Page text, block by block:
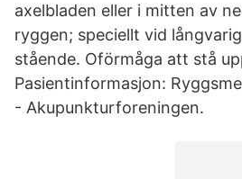
axelbladen eller i mitten av
ryggen; speciellt vid
stående. Oförmåga att stå
Pasientinformasjon:
- Akupunkturforeningen.